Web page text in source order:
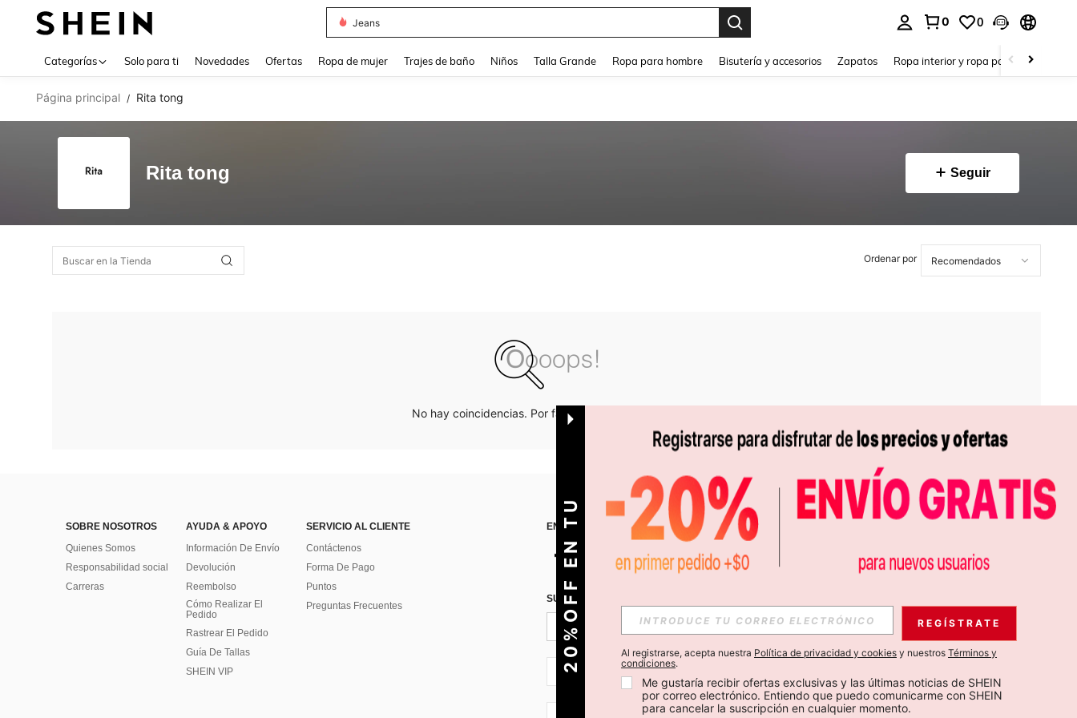
Jeans
0 0
Categorías Solo para ti Novedades Ofertas Ropa de mujer Trajes de baño Niños Talla Grande Ropa para hombre Bisutería y accesorios Zapatos Ropa interior y ropa para dormir
Página principal / Rita tong
Rita tong Seguir
Ordenar por
No hay coincidencias. Por favor inténtalo de nuevo.
SOBRE NOSOTROS
Quienes Somos
Responsabilidad social
Carreras
AYUDA & APOYO
Información De Envío
Devolución
Reembolso
Cómo Realizar El
Pedido
Rastrear El Pedido
Guía De Tallas
SHEIN VIP
SERVICIO AL CLIENTE
Contáctenos
Forma De Pago
Puntos
Preguntas Frecuentes
ENCUÉNTRANOS EN APP
SUSCRÍBETE PARA RECIBIR OFERTAS EXCLUSIVAS, PROMOCIONES Y NOTICIAS DE SHEIN
Suscribir
CL + 56
2
0
%
O
F
F
E
N
T
U
P
R
I
M
E
R
P
E
D
I
D REGÍSTRATE
Al registrarse, acepta nuestra Política de privacidad y cookies y nuestros Términos y
condiciones.
Me gustaría recibir ofertas exclusivas y las últimas noticias de SHEIN
por correo electrónico. Entiendo que puedo comunicarme con SHEIN
para cancelar la suscripción en cualquier momento.